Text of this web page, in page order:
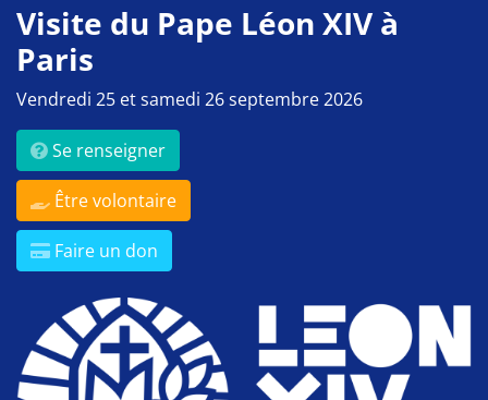
Visite du Pape Léon XIV à
Paris
Vendredi 25 et samedi 26 septembre 2026
Se renseigner
Être volontaire
Faire un don